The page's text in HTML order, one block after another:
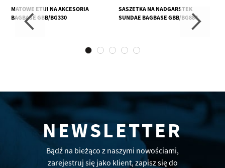
MATOWE ETUI NA AKCESORIA
BAGBASE GBB/BG330
SASZETKA NA NADGARSTEK
SUNDAE BAGBASE GBB/BG884
NEWSLETTER
Bądź na bieżąco z naszymi nowościami,
zarejestruj się jako klient, zapisz się do